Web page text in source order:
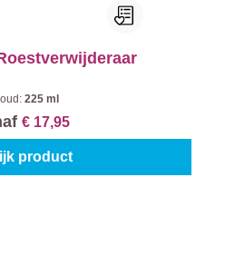
225 ml
€ 17,95
product